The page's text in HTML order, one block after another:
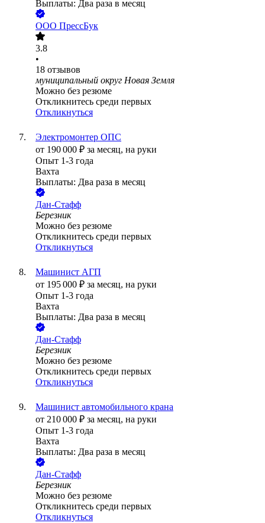
Выплаты: Два раза в месяц
ООО ПрессБук
3.8
•
18 отзывов
муниципальный округ Новая Земля
Можно без резюме
Откликнитесь среди первых
Откликнуться
Электромонтер ОПС
от 190 000 ₽ за месяц, на руки
Опыт 1-3 года
Вахта
Выплаты: Два раза в месяц
Дан-Стафф
Березник
Можно без резюме
Откликнитесь среди первых
Откликнуться
Машинист АГП
от 195 000 ₽ за месяц, на руки
Опыт 1-3 года
Вахта
Выплаты: Два раза в месяц
Дан-Стафф
Березник
Можно без резюме
Откликнитесь среди первых
Откликнуться
Машинист автомобильного крана
от 210 000 ₽ за месяц, на руки
Опыт 1-3 года
Вахта
Выплаты: Два раза в месяц
Дан-Стафф
Березник
Можно без резюме
Откликнитесь среди первых
Откликнуться